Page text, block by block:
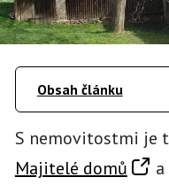
Obsah článku
S nemovitostmi je
Majitelé domů